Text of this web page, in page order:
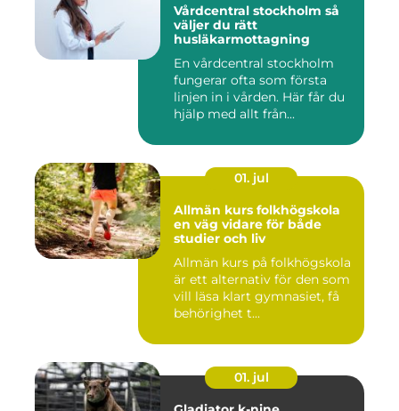
Vårdcentral stockholm så
väljer du rätt
husläkarmottagning
En vårdcentral stockholm
fungerar ofta som första
linjen in i vården. Här får du
hjälp med allt från...
01. jul
Allmän kurs folkhögskola
en väg vidare för både
studier och liv
Allmän kurs på folkhögskola
är ett alternativ för den som
vill läsa klart gymnasiet, få
behörighet t...
01. jul